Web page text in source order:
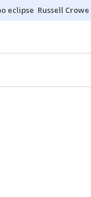
eclipse Russell Crowe